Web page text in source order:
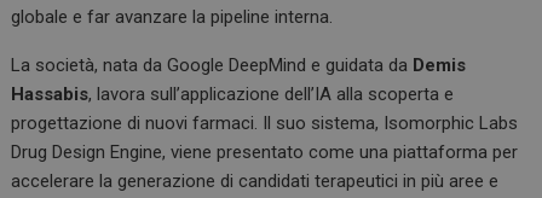
globale e far avanzare la pipeline interna.
La società, nata da Google DeepMind e guidata da Demis
Hassabis, lavora sull’applicazione dell’IA alla scoperta e
progettazione di nuovi farmaci. Il suo sistema, Isomorphic Labs
Drug Design Engine, viene presentato come una piattaforma per
accelerare la generazione di candidati terapeutici in più aree e